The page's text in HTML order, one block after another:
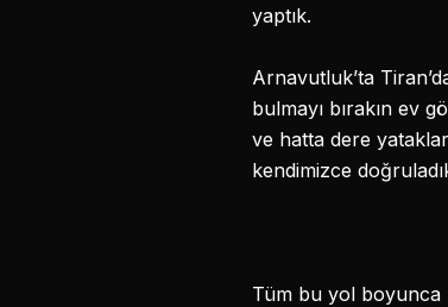
yaptık.
Arnavutluk’ta
bulmayı bırakın ev
ve hatta dere
kendimizce
Tüm bu yol boyunca